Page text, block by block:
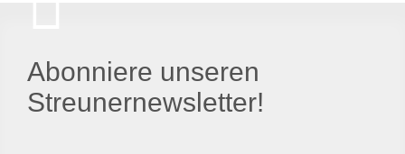
Abonniere unseren
Streunernewsletter!